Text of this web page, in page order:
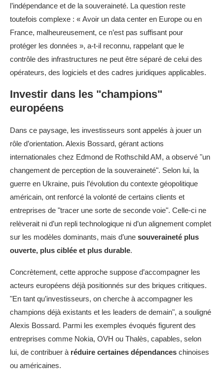
l’indépendance et de la souveraineté. La question reste
toutefois complexe : « Avoir un data center en Europe ou en
France, malheureusement, ce n’est pas suffisant pour
protéger les données », a-t-il reconnu, rappelant que le
contrôle des infrastructures ne peut être séparé de celui des
opérateurs, des logiciels et des cadres juridiques applicables.
Investir dans les "champions"
européens
Dans ce paysage, les investisseurs sont appelés à jouer un
rôle d’orientation. Alexis Bossard, gérant actions
internationales chez Edmond de Rothschild AM, a observé "un
changement de perception de la souveraineté". Selon lui, la
guerre en Ukraine, puis l’évolution du contexte géopolitique
américain, ont renforcé la volonté de certains clients et
entreprises de "tracer une sorte de seconde voie". Celle-ci ne
relèverait ni d’un repli technologique ni d’un alignement complet
sur les modèles dominants, mais d’une souveraineté plus
ouverte, plus ciblée et plus durable.
Concrètement, cette approche suppose d’accompagner les
acteurs européens déjà positionnés sur des briques critiques.
"En tant qu’investisseurs, on cherche à accompagner les
champions déjà existants et les leaders de demain", a souligné
Alexis Bossard. Parmi les exemples évoqués figurent des
entreprises comme Nokia, OVH ou Thalès, capables, selon
lui, de contribuer à réduire certaines dépendances chinoises
ou américaines.